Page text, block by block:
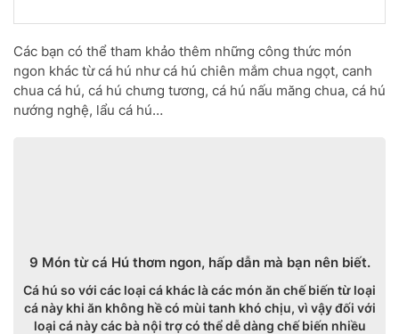
Các bạn có thể tham khảo thêm những công thức món
ngon khác từ cá hú như cá hú chiên mắm chua ngọt, canh
chua cá hú, cá hú chưng tương, cá hú nấu măng chua, cá hú
nướng nghệ, lẩu cá hú…
9 Món từ cá Hú thơm ngon, hấp dẫn mà bạn nên biết.
Cá hú so với các loại cá khác là các món ăn chế biến từ loại
cá này khi ăn không hề có mùi tanh khó chịu, vì vậy đối với
loại cá này các bà nội trợ có thể dễ dàng chế biến nhiều